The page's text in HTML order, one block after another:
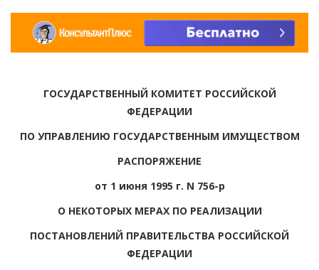
ГОСУДАРСТВЕННЫЙ КОМИТЕТ РОССИЙСКОЙ
ФЕДЕРАЦИИ
ПО УПРАВЛЕНИЮ ГОСУДАРСТВЕННЫМ ИМУЩЕСТВОМ
РАСПОРЯЖЕНИЕ
от 1 июня 1995 г. N 756-р
О НЕКОТОРЫХ МЕРАХ ПО РЕАЛИЗАЦИИ
ПОСТАНОВЛЕНИЙ ПРАВИТЕЛЬСТВА РОССИЙСКОЙ
ФЕДЕРАЦИИ